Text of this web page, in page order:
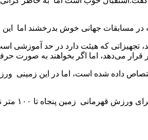
که در مسابقات جهانی خوش بدرخشند اما
تجهیزاتی که هیئت دارد در حد
می‌دهد، اما اگر بخواهند به صورت
داده شده است، اما در این زمینی